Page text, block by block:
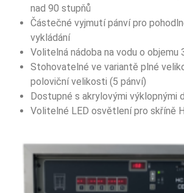
nad 90 stupňů
Částečné vyjmutí pánví pro
vykládání
Volitelná nádoba na vodu o objemu
Stohovatelné ve variantě plné
poloviční velikosti (5 pánví)
Dostupné s akrylovými výklopnými
Volitelné LED osvětlení pro skříně